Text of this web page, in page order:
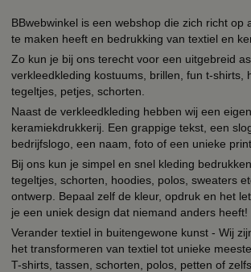
BBwebwinkel is een webshop die zich richt op
te maken heeft en bedrukking van textiel en
Zo kun je bij ons terecht voor een uitgebreid
verkleedkleding kostuums, brillen, fun t-shirts,
tegeltjes, petjes, schorten.
Naast de verkleedkleding hebben wij een
keramiekdrukkerij. Een grappige tekst, een
bedrijfslogo, een naam, foto of een unieke
Bij ons kun je simpel en snel kleding
tegeltjes, schorten, hoodies, polos, sweaters
ontwerp. Bepaal zelf de kleur, opdruk en het
je een uniek design dat niemand anders heeft!
Verander textiel in buitengewone kunst - Wij
het transformeren van textiel tot unieke
T-shirts, tassen, schorten, polos, petten of